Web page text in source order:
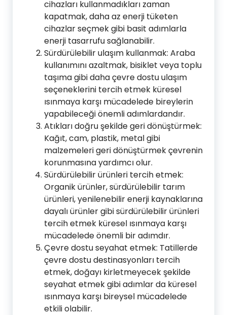
cihazları kullanmadıkları zaman
kapatmak, daha az enerji tüketen
cihazlar seçmek gibi basit adımlarla
enerji tasarrufu sağlanabilir.
Sürdürülebilir ulaşım kullanmak: Araba
kullanımını azaltmak, bisiklet veya toplu
taşıma gibi daha çevre dostu ulaşım
seçeneklerini tercih etmek küresel
ısınmaya karşı mücadelede bireylerin
yapabileceği önemli adımlardandır.
Atıkları doğru şekilde geri dönüştürmek:
Kağıt, cam, plastik, metal gibi
malzemeleri geri dönüştürmek çevrenin
korunmasına yardımcı olur.
Sürdürülebilir ürünleri tercih etmek:
Organik ürünler, sürdürülebilir tarım
ürünleri, yenilenebilir enerji kaynaklarına
dayalı ürünler gibi sürdürülebilir ürünleri
tercih etmek küresel ısınmaya karşı
mücadelede önemli bir adımdır.
Çevre dostu seyahat etmek: Tatillerde
çevre dostu destinasyonları tercih
etmek, doğayı kirletmeyecek şekilde
seyahat etmek gibi adımlar da küresel
ısınmaya karşı bireysel mücadelede
etkili olabilir.